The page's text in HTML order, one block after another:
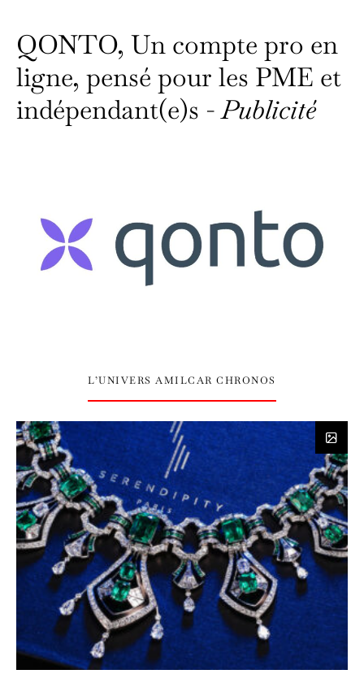
QONTO, Un compte pro en
ligne, pensé pour les PME et
indépendant(e)s -Publicité
L’UNIVERS AMILCAR CHRONOS